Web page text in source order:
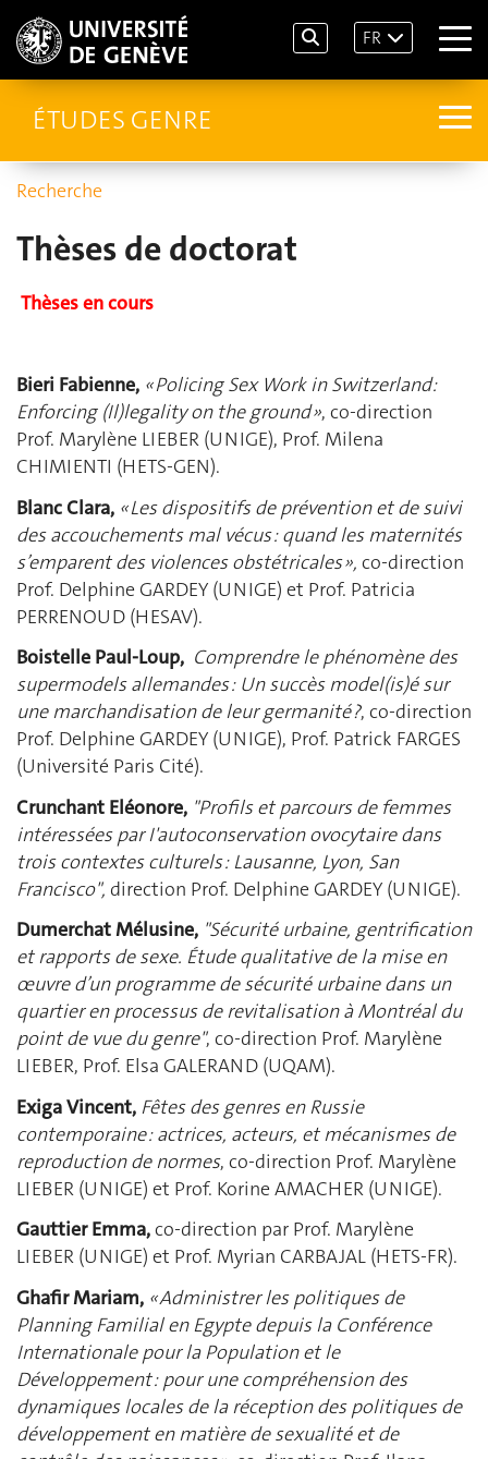
FR
ÉTUDES GENRE
Recherche
Thèses de doctorat
Thèses en cours
Bieri Fabienne, «Policing Sex Work in Switzerland:
Enforcing (Il)legality on the ground », co-direction
Prof. Marylène LIEBER (UNIGE), Prof. Milena
CHIMIENTI (HETS-GEN).
Blanc Clara, « Les dispositifs de prévention et de suivi
des accouchements mal vécus : quand les maternités
s’emparent des violences obstétricales », co-direction
Prof. Delphine GARDEY (UNIGE) et Prof. Patricia
PERRENOUD (HESAV).
Boistelle Paul-Loup, Comprendre le phénomène des
supermodels allemandes : Un succès model(is)é sur
une marchandisation de leur germanité ?, co-direction
Prof. Delphine GARDEY (UNIGE), Prof. Patrick FARGES
(Université Paris Cité).
Crunchant Eléonore, "Profils et parcours de femmes
intéressées par I'autoconservation ovocytaire dans
trois contextes culturels : Lausanne, Lyon, San
Francisco", direction Prof. Delphine GARDEY (UNIGE).
Dumerchat Mélusine, "Sécurité urbaine, gentrification
et rapports de sexe. Étude qualitative de la mise en
œuvre d’un programme de sécurité urbaine dans un
quartier en processus de revitalisation à Montréal du
point de vue du genre", co-direction Prof. Marylène
LIEBER, Prof. Elsa GALERAND (UQAM).
Exiga Vincent, Fêtes des genres en Russie
contemporaine : actrices, acteurs, et mécanismesde
reproduction de normes, co-direction Prof. Marylène
LIEBER (UNIGE) et Prof. Korine AMACHER (UNIGE).
Gauttier Emma,co-direction par Prof. Marylène
LIEBER (UNIGE) et Prof. Myrian CARBAJAL (HETS-FR).
Ghafir Mariam, « Administrer les politiques de
Planning Familial en Egypte depuis la Conférence
Internationale pour la Population et le
Développement : pour une compréhension des
dynamiques locales de la réception des politiques de
développement en matière de sexualité et de